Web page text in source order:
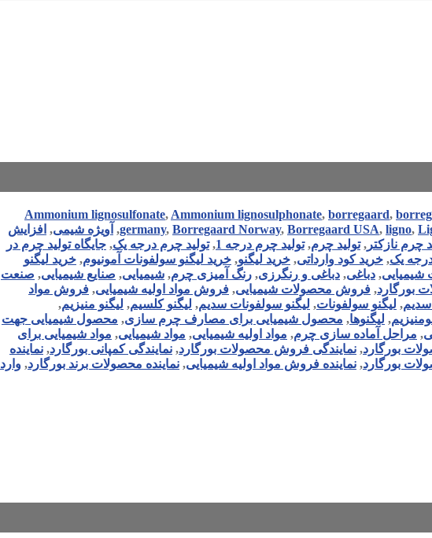
Ammonium lignosulfonate, Ammonium lignosulphonate, borregaard,
germany, Borregaard Norway, Borregaard USA, ligno,
, آویژه شیمی, افزایش
چرم نازکتر ,تولید چرم,تولید چرم درجه 1 ,تولید چرم درجه یک, جایگاه تولید چرم در
یک, خرید کود وارداتی, خرید لیگنو, خرید لیگنو سولفونات آمونیوم, خرید لیگنو
شیمیایی, دباغی, دباغی و رنگرزی, رنگ آمیزی چرم, شیمیایی, صنایع شیمیایی, صنعت
بورگارد, فروش محصولات شیمیایی, فروش مواد اولیه شیمیایی, فروش مواد
سدیم, لیگنو سولفونات, لیگنو سولفونات سدیم, لیگنو کلسیم, لیگنو منیزیم,
, لیگنوها, محصول شیمیایی برای مصارف چرم سازی, محصول شیمیایی جهت
, مراحل آماده سازی چرم, مواد اولیه شیمیایی, مواد شیمیایی, مواد شیمیایی برای
بورگارد, نمایندگی فروش محصولات بورگارد, نمایندگی کمپانی بورگارد, نماینده
بورگارد, نماینده فروش مواد اولیه شیمیایی, نماینده محصولات برند بورگارد, وارد